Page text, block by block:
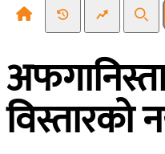
Recent NewsTrending
विस्तारको